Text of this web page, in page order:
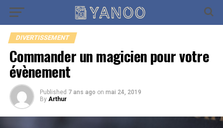
DIVERTISSEMENT
Commander un magicien pour votre
évènement
Published 7 ans ago on mai 24, 2019
By Arthur
Go to mobile version